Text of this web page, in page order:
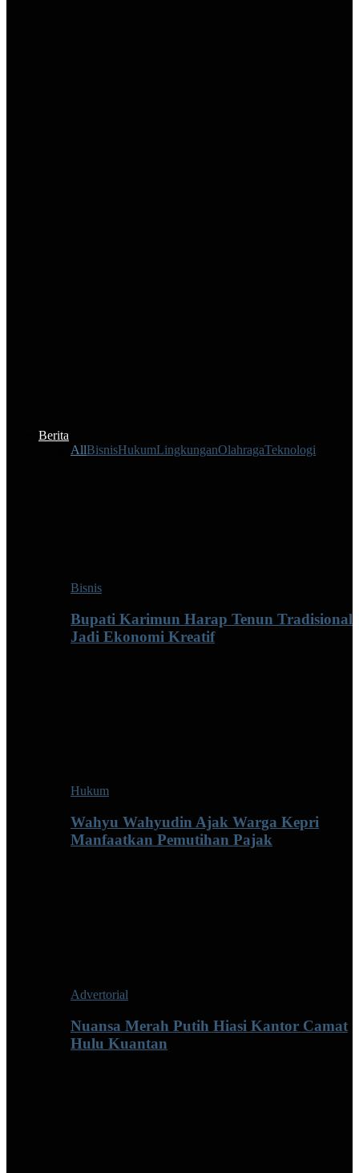
Berita
AllBisnisHukumLingkunganOlahragaTeknologi
Bisnis
Bupati Karimun Harap Tenun Tradisional
Jadi Ekonomi Kreatif
Hukum
Wahyu Wahyudin Ajak Warga Kepri
Manfaatkan Pemutihan Pajak
Advertorial
Nuansa Merah Putih Hiasi Kantor Camat
Hulu Kuantan